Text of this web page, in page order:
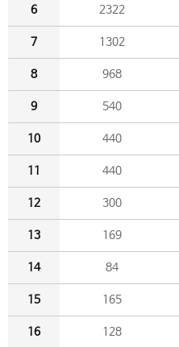
6 2322
7 1302
8 968
9 540
10 440
11 440
12 300
13 169
14 84
15 165
16 128